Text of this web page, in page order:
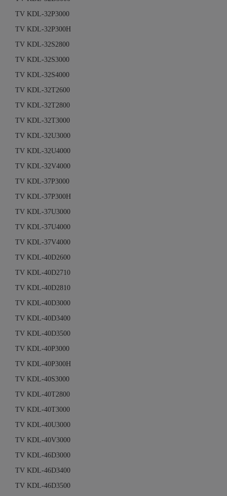
TV KDL-32P3000
TV KDL-32P300H
TV KDL-32S2800
TV KDL-32S3000
TV KDL-32S4000
TV KDL-32T2600
TV KDL-32T2800
TV KDL-32T3000
TV KDL-32U3000
TV KDL-32U4000
TV KDL-32V4000
TV KDL-37P3000
TV KDL-37P300H
TV KDL-37U3000
TV KDL-37U4000
TV KDL-37V4000
TV KDL-40D2600
TV KDL-40D2710
TV KDL-40D2810
TV KDL-40D3000
TV KDL-40D3400
TV KDL-40D3500
TV KDL-40P3000
TV KDL-40P300H
TV KDL-40S3000
TV KDL-40T2800
TV KDL-40T3000
TV KDL-40U3000
TV KDL-40V3000
TV KDL-46D3000
TV KDL-46D3400
TV KDL-46D3500